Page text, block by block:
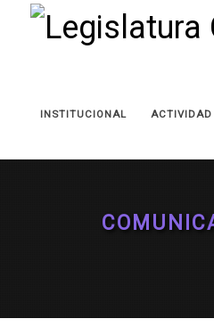
INSTITUCIONAL ACTIVIDAD